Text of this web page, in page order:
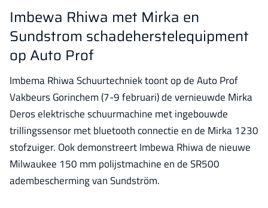
Imbewa Rhiwa met Mirka en
Sundstrom schadeherstelequipment
op Auto Prof
Imbema Rhiwa Schuurtechniek toont op de Auto Prof
Vakbeurs Gorinchem (7-9 februari) de vernieuwde Mirka
Deros elektrische schuurmachine met ingebouwde
trillingssensor met bluetooth connectie en de Mirka 1230
stofzuiger. Ook demonstreert Imbewa Rhiwa de nieuwe
Milwaukee 150 mm polijstmachine en de SR500
adembescherming van Sundström.